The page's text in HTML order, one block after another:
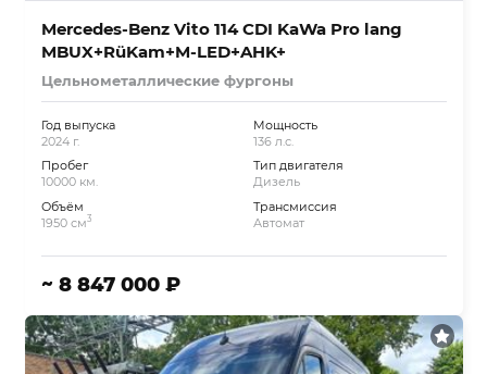
Mercedes-Benz Vito 114 CDI KaWa Pro lang
MBUX+RüKam+M-LED+AHK+
Цельнометаллические фургоны
Год выпуска
2024 г.
Пробег
10000 км.
Объём
1950 см3
Мощность
136 л.с.
Тип двигателя
Дизель
Трансмиссия
Автомат
~ 8 847 000 ₽